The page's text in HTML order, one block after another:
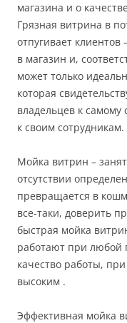
магазина и о
Грязная витрина в
отпугивает
в магазин и,
может только
которая
владельцев к
к своим сотрудникам.
Мойка витрин –
отсутствии
превращается в
все-таки, доверить
быстрая мойка
работают при любой
качество работы,
высоким .
Эффективная мойка